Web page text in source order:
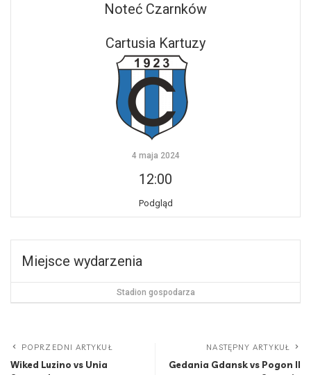
Noteć Czarnków
Cartusia Kartuzy
4 maja 2024
12:00
Podgląd
Miejsce wydarzenia
Stadion gospodarza
POPRZEDNI ARTYKUŁ
Wiked Luzino vs Unia
NASTĘPNY ARTYKUŁ
Gedania Gdansk vs Pogon II